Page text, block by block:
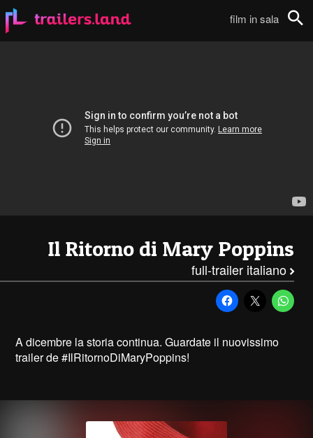
film in sala
Il Ritorno di Mary Poppins
full-trailer italiano
A dicembre la storia continua. Guardate il nuovissimo
trailer de #IlRitornoDiMaryPoppins!